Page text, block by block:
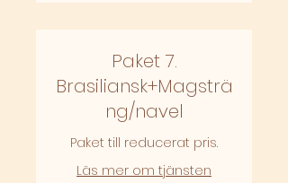
Paket 7.
Brasiliansk+Magsträ
ng/navel
Paket till reducerat pris.
Läs mer om tjänsten